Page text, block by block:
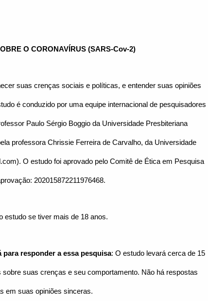
O CORONAVÍRUS (SARS-Cov-2)
suas crenças sociais e políticas, e entender suas opiniões
é conduzido por uma equipe internacional de pesquisadores
Paulo Sérgio Boggio da Universidade Presbiteriana
professora Chrissie Ferreira de Carvalho, da Universidade
O estudo foi aprovado pelo Comitê de Ética em Pesquisa
202015872211976468.
estudo se tiver mais de 18 anos.
responder a essa pesquisa: O estudo levará cerca de 15
suas crenças e seu comportamento. Não há respostas
em suas opiniões sinceras.